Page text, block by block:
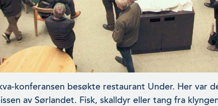
konferansen besøkte restaurant Under. Her var
av Sørlandet. Fisk, skalldyr eller tang fra